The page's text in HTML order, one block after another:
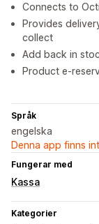
Connects to
Provides
collect
Add back in
Product e-
Språk
engelska
Denna app finns
Fungerar med
Kassa
Kategorier